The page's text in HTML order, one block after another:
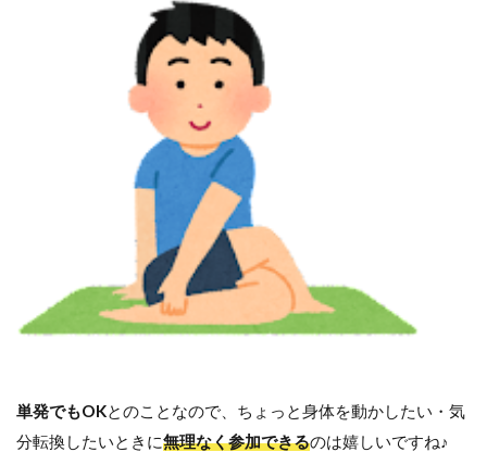
単発でもOKとのことなので、ちょっと身体を動かしたい・気
分転換したいときに無理なく参加できるのは嬉しいですね♪